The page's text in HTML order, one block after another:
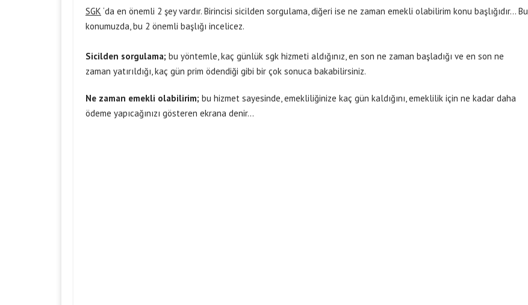
SGK ‘da en önemli 2 şey vardır. Birincisi sicilden sorgulama, diğeri ise ne zaman emekli olabilirim konu başlığıdır… Bu
konumuzda, bu 2 önemli başlığı incelicez.
Sicilden sorgulama; bu yöntemle, kaç günlük sgk hizmeti aldığınız, en son ne zaman başladığı ve en son ne
zaman yatırıldığı, kaç gün prim ödendiği gibi bir çok sonuca bakabilirsiniz.
Ne zaman emekli olabilirim; bu hizmet sayesinde,emekliliğinize kaç gün kaldığını,emeklilik için ne kadar daha
ödeme yapıcağınızı gösteren ekrana denir…